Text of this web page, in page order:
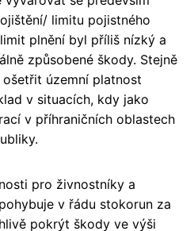
limitu pojistného
plnění byl příliš nízký a
způsobené škody. Stejně
územní platnost
v situacích, kdy jako
v příhraničních oblastech
pro živnostníky a
v řádu stokorun za
pokrýt škody ve výši